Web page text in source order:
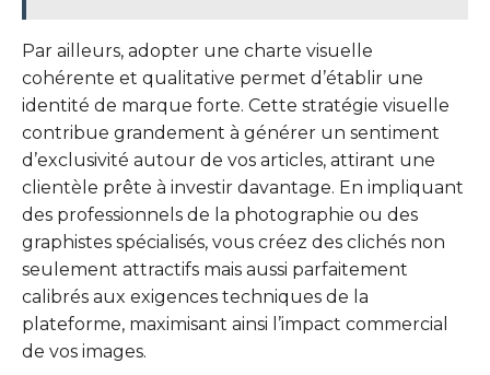
Par ailleurs, adopter une charte visuelle
cohérente et qualitative permet d’établir une
identité de marque forte. Cette stratégie visuelle
contribue grandement à générer un sentiment
d’exclusivité autour de vos articles, attirant une
clientèle prête à investir davantage. En impliquant
des professionnels de la photographie ou des
graphistes spécialisés, vous créez des clichés non
seulement attractifs mais aussi parfaitement
calibrés aux exigences techniques de la
plateforme, maximisant ainsi l’impact commercial
de vos images.